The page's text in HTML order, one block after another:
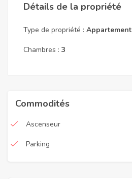
Détails de la propriété
Type de propriété : Appartement
Chambres : 3
Commodités
Ascenseur
Parking